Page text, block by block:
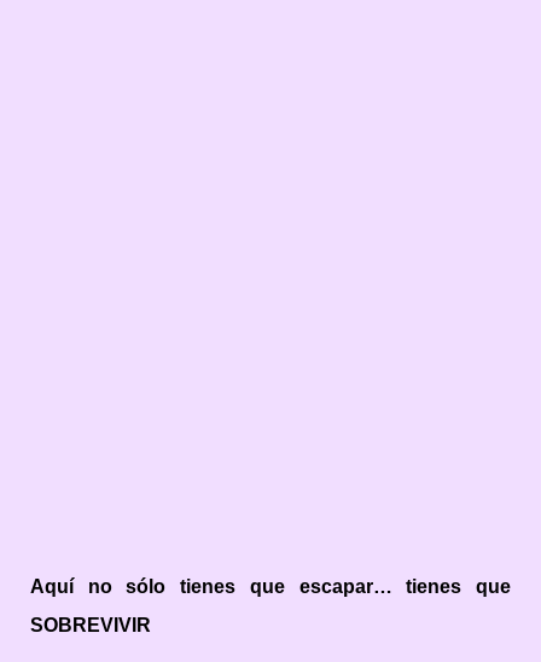
Aquí no sólo tienes que escapar… tienes que
SOBREVIVIR